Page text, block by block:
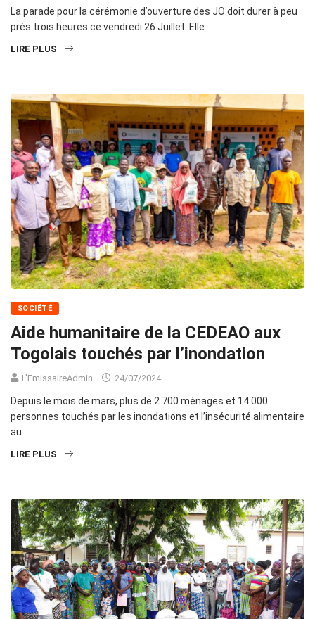
La parade pour la cérémonie d’ouverture des JO doit durer à peu
près trois heures ce vendredi 26 Juillet. Elle
LIRE PLUS
SOCIÉTÉ
Aide humanitaire de la CEDEAO aux
Togolais touchés par l’inondation
L'EmissaireAdmin 24/07/2024
Depuis le mois de mars, plus de 2.700 ménages et 14.000
personnes touchés par les inondations et l’insécurité alimentaire
au
LIRE PLUS